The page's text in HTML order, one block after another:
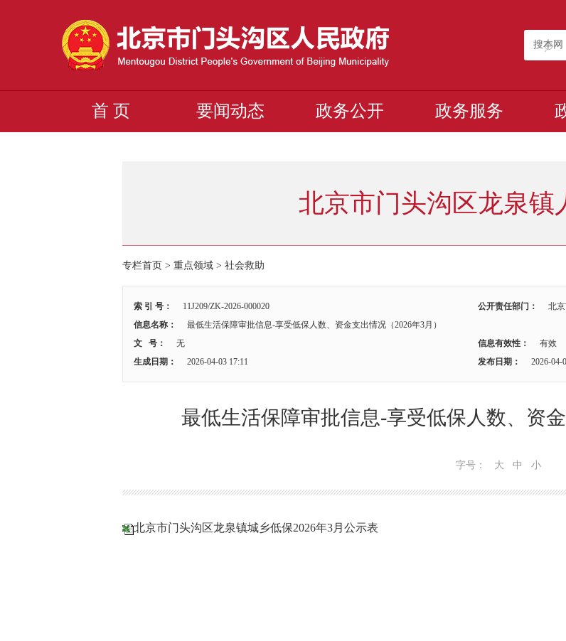
搜本网
首 页 要闻动态 政务公开 政务服务
北京市门头沟区龙泉镇
专栏首页 > 重点领域 > 社会救助
索 引 号： 11J209/ZK-2026-000020 公开责任部门：
北
信息名称：
最低生活保障审批信息-享受低保人数、资金支出情况（2026年3月）
文 号：
无 信息有效性：
有效
生成日期：
2026-04-03 17:11 发布日期： 2026-04-
最低生活保障审批信息-享受低保人数、资金
字号： 大 中 小
北京市门头沟区龙泉镇城乡低保2026年3月公示表